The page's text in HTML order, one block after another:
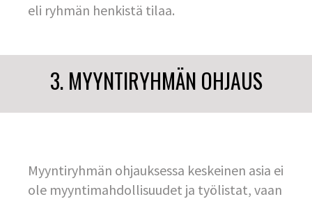
eli ryhmän henkistä tilaa.
3. MYYNTIRYHMÄN OHJAUS
Myyntiryhmän ohjauksessa keskeinen asia ei
ole myyntimahdollisuudet ja työlistat, vaan